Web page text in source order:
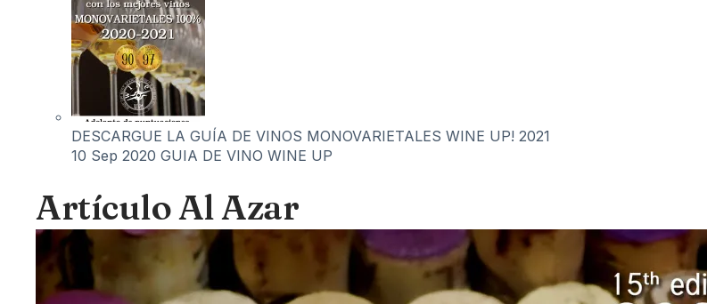
DESCARGUE LA GUÍA DE VINOS MONOVARIETALES WINE UP! 2021
10 Sep 2020 GUIA DE VINO WINE UP
Artículo Al Azar